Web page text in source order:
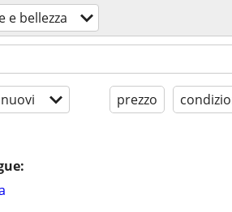
e bellezza
prezzo